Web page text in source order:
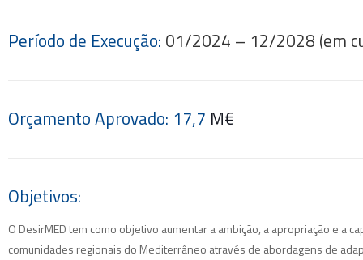
Período de Execução: 01/2024 – 12/2028 (em
Orçamento Aprovado: 17,7 M€
Objetivos:
O DesirMED tem como objetivo aumentar a ambição, a apropriação e a
comunidades regionais do Mediterrâneo através de abordagens de